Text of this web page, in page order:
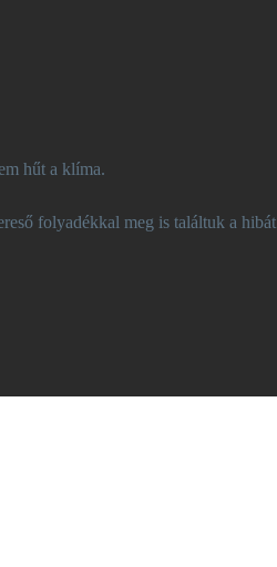
hűt a klíma.
folyadékkal meg is találtuk a